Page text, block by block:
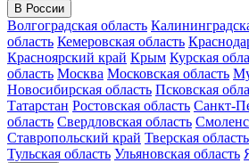
В России
Волгоградская область
область Кемеровская область
Красноярский край Крым Курская
область Москва Московская область
Новосибирская область Псковская
Татарстан Ростовская область Санкт-
область Свердловская область
Ставропольский край Тверская область
Тульская область Ульяновская область